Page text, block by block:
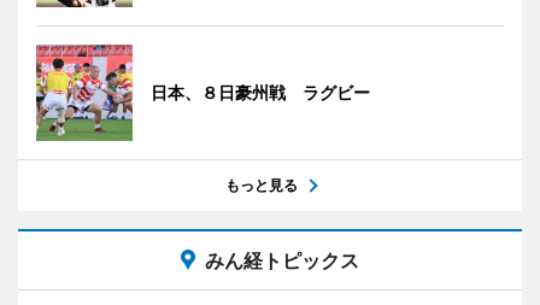
日本、８日豪州戦 ラグビー
もっと見る
みん経トピックス